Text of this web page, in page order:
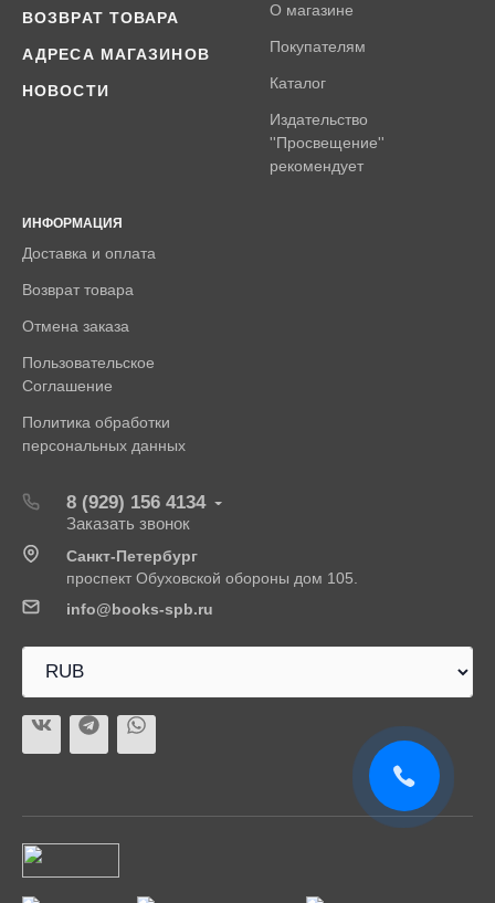
ВОЗВРАТ ТОВАРА
АДРЕСА МАГАЗИНОВ
НОВОСТИ
О магазине
Покупателям
Каталог
Издательство
''Просвещение''
рекомендует
ИНФОРМАЦИЯ
Доставка и оплата
Возврат товара
Отмена заказа
Пользовательское
Соглашение
Политика обработки
персональных данных
8 (929) 156 4134
Заказать звонок
Санкт-Петербург
проспект Обуховской обороны дом 105.
info@books-spb.ru